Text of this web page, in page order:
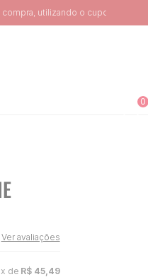
0
Ver avaliações
x de R$ 45, 49